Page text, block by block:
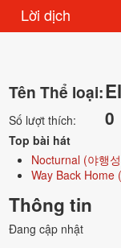
Lời dịch
Tên Thể loại:
Số lượt thích: 0
Top bài hát
Nocturnal (야행
Way Back Home
Thông tin
Đang cập nhật